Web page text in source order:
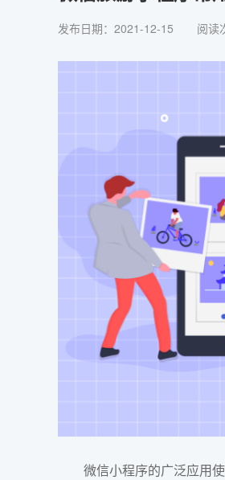
发布日期：2021-12-15 阅读
微信小程序的广泛应用